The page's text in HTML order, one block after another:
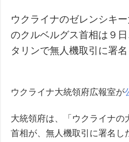
ウクライナのゼレンシキ
のクルベルグス首相は９
タリンで無人機取引に署名
ウクライナ大統領府広報室が
大統領府は、「ウクライナの
首相が、無人機取引に署名し